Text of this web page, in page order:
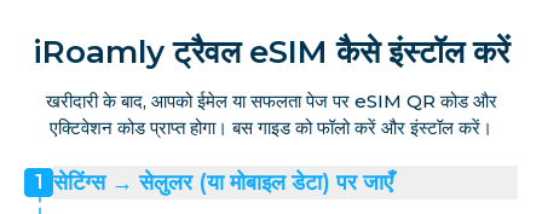
iRoamly ट्रैवल eSIM कैसे इंस्टॉल करें
खरीदारी के बाद, आपको ईमेल या सफलता पेज पर eSIM QR कोड और
एक्टिवेशन कोड प्राप्त होगा। बस गाइड को फॉलो करें और इंस्टॉल करें।
1 सेटिंग्स → सेलुलर (या मोबाइल डेटा) पर जाएँ